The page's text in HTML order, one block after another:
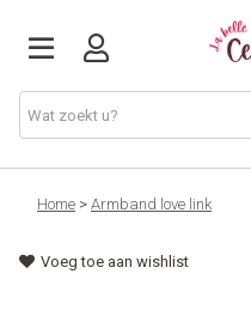
Just arrived
Juwelen & Accessoires
Home > Armband love link
Voeg toe aan wishlist